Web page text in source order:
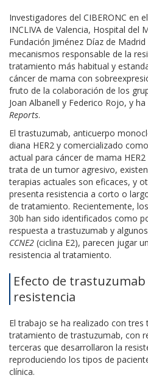
Investigadores del CIBERONC en
INCLIVA de Valencia, Hospital del
Fundación Jiménez Díaz de
mecanismos responsable de la
tratamiento más habitual y
cáncer de mama con
fruto de la colaboración de los
Joan Albanell y Federico Rojo, y
Reports.
El trastuzumab, anticuerpo
diana HER2 y comercializado
actual para cáncer de mama
trata de un tumor agresivo,
terapias actuales son eficaces, y
presenta resistencia a corto o
de tratamiento. Recientemente,
30b han sido identificados como
respuesta a trastuzumab y
CCNE2 (ciclina E2), parecen jugar
resistencia al tratamiento.
Efecto de
resistencia
El trabajo se ha realizado con tres
tratamiento de trastuzumab, con
terceras que desarrollaron la
reproduciendo los tipos de
clínica.